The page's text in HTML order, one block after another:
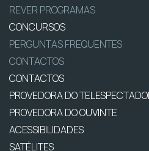
REVER PROGRAMAS
CONCURSOS
PERGUNTAS FREQUENTES
CONTACTOS
CONTACTOS
PROVEDORA DO
PROVEDORA DO OUVINTE
ACESSIBILIDADES
SATÉLITES